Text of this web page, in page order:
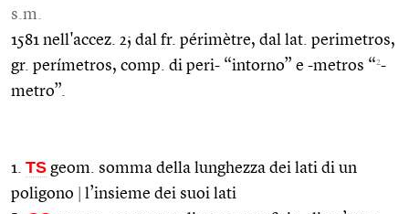
s.m.
1581 nell'accez. 2; dal fr. périmètre, dal lat. perimetros,
gr. perímetros, comp. di peri- “intorno” e -metros “2-
metro”.
1. TS geom. somma della lunghezza dei lati di un
poligono
l’insieme dei suoi lati